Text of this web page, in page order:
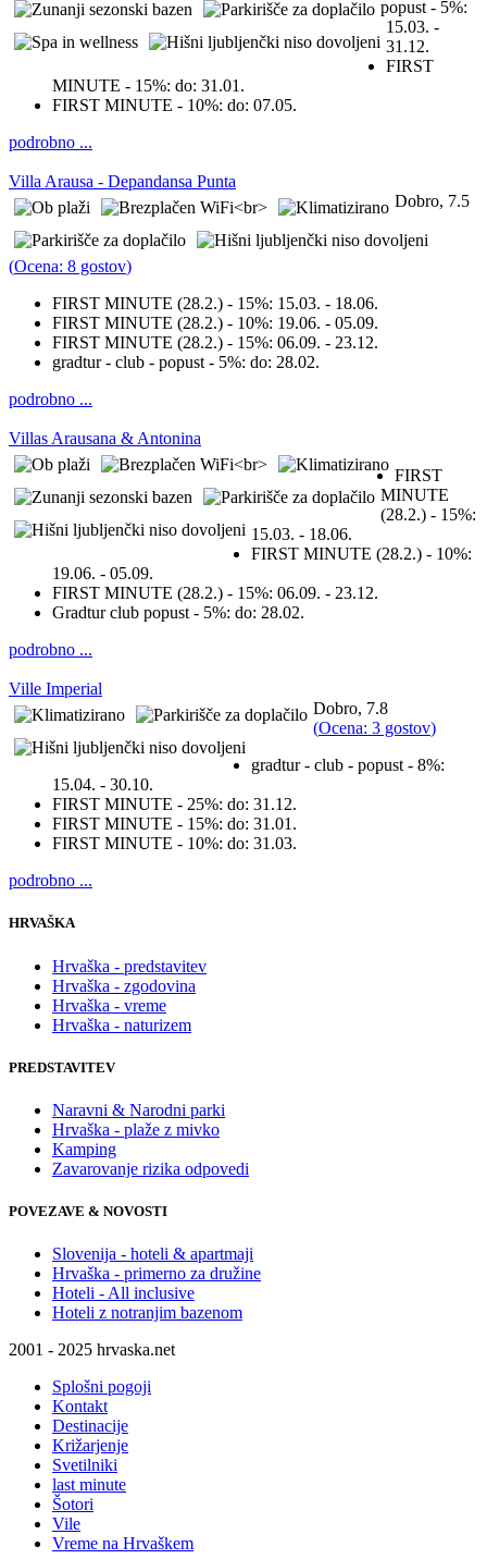
popust - 5%:
15.03. -
31.12.
FIRST
MINUTE - 15%: do: 31.01.
FIRST MINUTE - 10%: do: 07.05.
podrobno ...
Villa Arausa - Depandansa Punta
Dobro, 7.5
(Ocena: 8 gostov)
FIRST MINUTE (28.2.) - 15%: 15.03. - 18.06.
FIRST MINUTE (28.2.) - 10%: 19.06. - 05.09.
FIRST MINUTE (28.2.) - 15%: 06.09. - 23.12.
gradtur - club - popust - 5%: do: 28.02.
podrobno ...
Villas Arausana & Antonina
FIRST
MINUTE
(28.2.) - 15%:
15.03. - 18.06.
FIRST MINUTE (28.2.) - 10%:
19.06. - 05.09.
FIRST MINUTE (28.2.) - 15%: 06.09. - 23.12.
Gradtur club popust - 5%: do: 28.02.
podrobno ...
Ville Imperial
Dobro, 7.8
(Ocena: 3 gostov)
gradtur - club - popust - 8%:
15.04. - 30.10.
FIRST MINUTE - 25%: do: 31.12.
FIRST MINUTE - 15%: do: 31.01.
FIRST MINUTE - 10%: do: 31.03.
podrobno ...
HRVAŠKA
Hrvaška - predstavitev
Hrvaška - zgodovina
Hrvaška - vreme
Hrvaška - naturizem
PREDSTAVITEV
Naravni & Narodni parki
Hrvaška - plaže z mivko
Kamping
Zavarovanje rizika odpovedi
POVEZAVE & NOVOSTI
Slovenija - hoteli & apartmaji
Hrvaška - primerno za družine
Hoteli - All inclusive
Hoteli z notranjim bazenom
2001 - 2025 hrvaska.net
Splošni pogoji
Kontakt
Destinacije
Križarjenje
Svetilniki
last minute
Šotori
Vile
Vreme na Hrvaškem